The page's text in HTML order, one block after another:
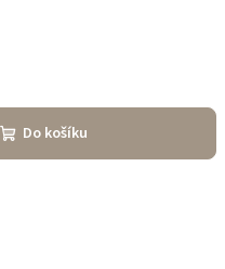
Do košíku